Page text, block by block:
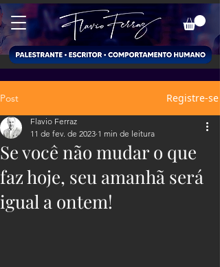
Post Registre-se
Se você não mudar o que
faz hoje, seu amanhã será
igual a ontem!
Flavio Ferraz
11 de fev. de 2023 1 min de leitura